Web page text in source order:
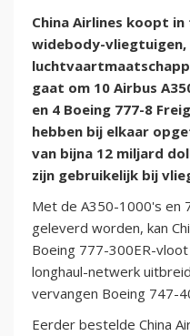
China Airlines koopt
widebody-vliegtuigen,
gaat om 10 Airbus
en 4 Boeing 777-8
hebben bij elkaar
van bijna 12 miljard
zijn gebruikelijk bij
Met de A350-1000's en
geleverd worden, kan
Boeing 777-300ER-
longhaul-netwerk
vervangen Boeing 747-
Eerder bestelde China